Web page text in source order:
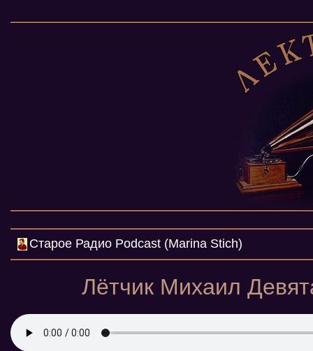
Cтарое Радио Podcast (Marina Stich)
Лётчик Михаил